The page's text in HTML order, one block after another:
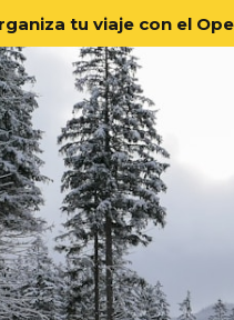
tu viaje con el